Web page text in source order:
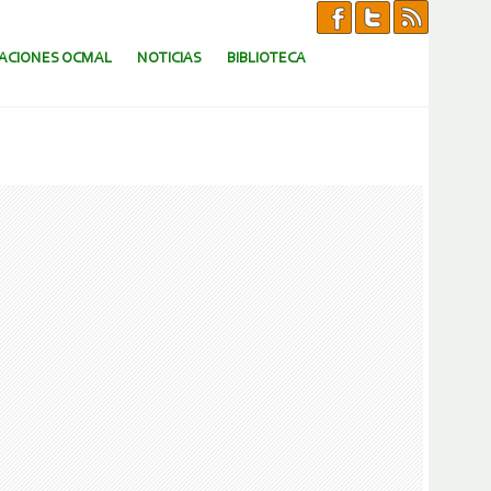
OCMAL NOTICIAS BIBLIOTECA